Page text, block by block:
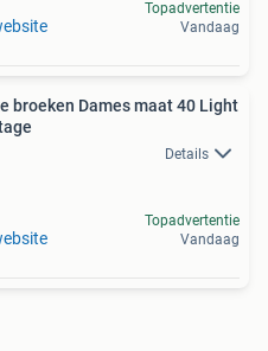
Topadvertentie
Vandaag
broeken Dames maat 40 Light
Details
Topadvertentie
Vandaag